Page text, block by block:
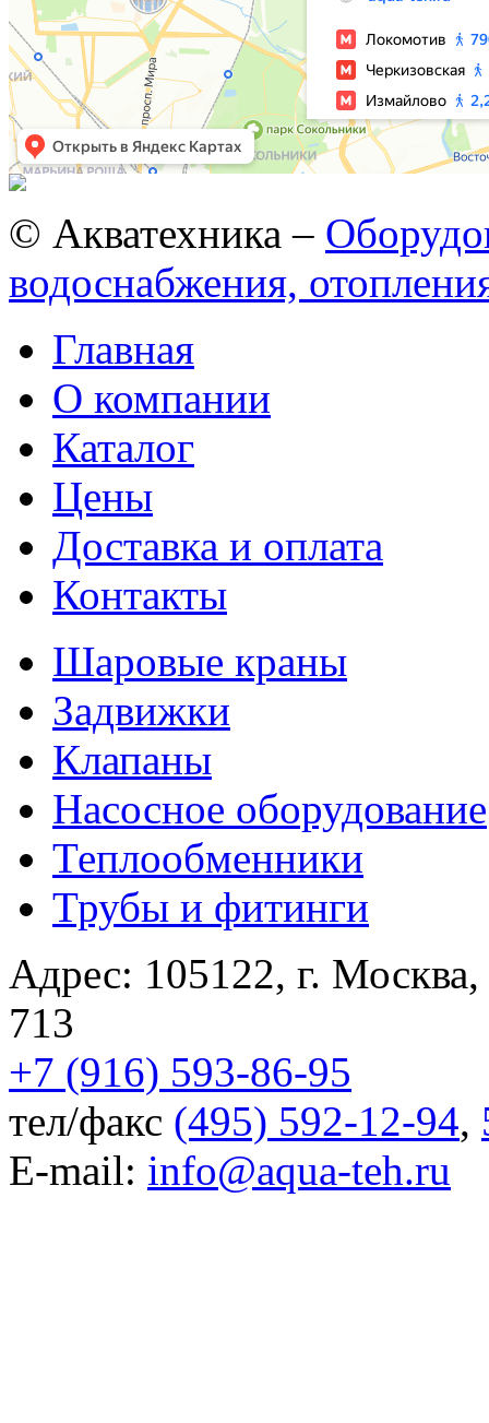
© Акватехника –
водоснабжения,
Главная
О компании
Каталог
Цены
Доставка и оплата
Контакты
Шаровые краны
Задвижки
Клапаны
Насосное оборудование
Теплообменники
Трубы и фитинги
Адрес: 105122, г. Москва,
713
+7 (916) 593-86-95
тел/факс (495) 592-12-94,
E-mail: info@aqua-teh.ru